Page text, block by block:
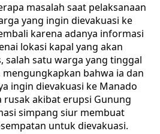
masalah saat pelaksanaan
yang ingin dievakuasi ke
karena adanya informasi
lokasi kapal yang akan
salah satu warga yang tinggal
bahwa ia dan
ingin dievakuasi ke Manado
akibat erupsi Gunung
simpang siur membuat
untuk dievakuasi.